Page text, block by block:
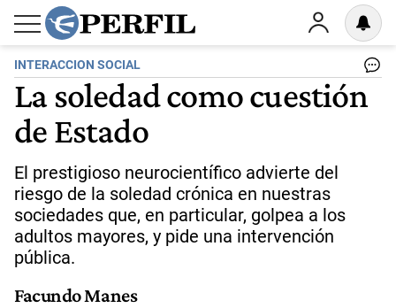
INTERACCION SOCIAL
La soledad como cuestión
de Estado
El prestigioso neurocientífico advierte del
riesgo de la soledad crónica en nuestras
sociedades que, en particular, golpea a los
adultos mayores, y pide una intervención
pública.
Facundo Manes